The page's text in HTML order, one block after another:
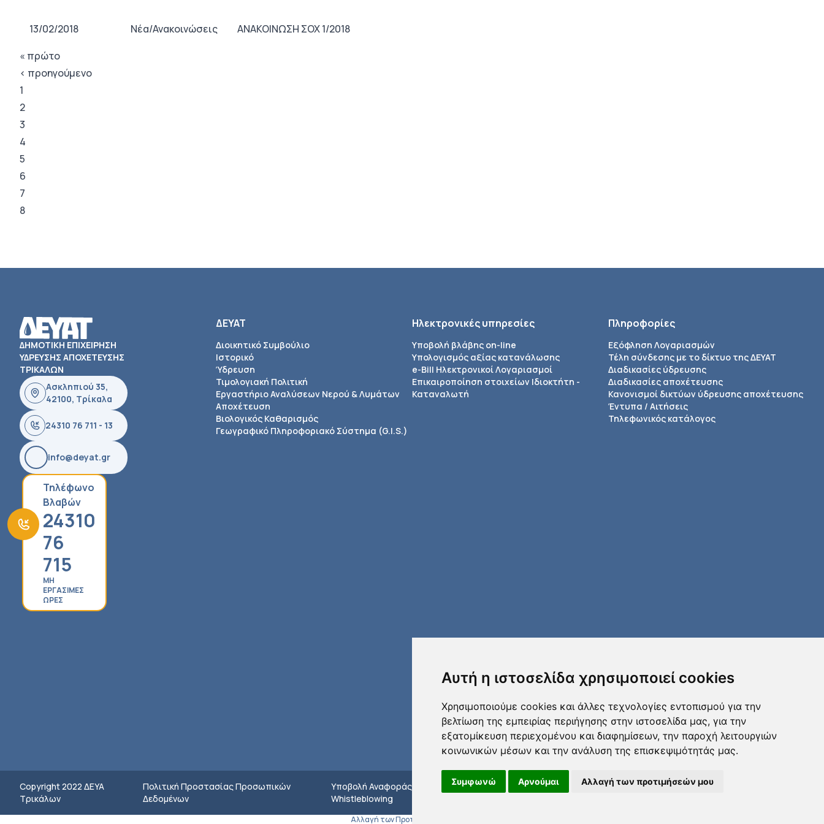
Αυτή η ιστοσελίδα χρησιμοποιεί cookies
Χρησιμοποιούμε cookies και άλλες τεχνολογίες εντοπισμού για την
βελτίωση της εμπειρίας περιήγησης στην ιστοσελίδα μας, για την
εξατομίκευση περιεχομένου και διαφημίσεων, την παροχή λειτουργιών
κοινωνικών μέσων και την ανάλυση της επισκεψιμότητάς μας.
Συμφωνώ Αρνούμαι Αλλαγή των προτιμήσεών μου
13/02/2018 Νέα/Ανακοινώσεις
ΑΝΑΚΟΙΝΩΣΗ ΣΟΧ 1/2018
« πρώτο
‹ προηγούμενο
1
2
3
4
5
6
7
8
ΔΗΜΟΤΙΚΗ ΕΠΙΧΕΙΡΗΣΗ
ΥΔΡΕΥΣΗΣ ΑΠΟΧΕΤΕΥΣΗΣ
ΤΡΙΚΑΛΩΝ
Ασκληπιού 35,
42100, Τρίκαλα
24310 76 711 - 13
info@deyat.gr
Τηλέφωνο
Βλαβών
24310
76
715
ΜΗ
ΕΡΓΑΣΙΜΕΣ
ΩΡΕΣ
ΔΕΥΑΤ
Διοικητικό Συμβούλιο
Ιστορικό
Ύδρευση
Τιμολογιακή Πολιτική
Εργαστήριο Αναλύσεων Νερού & Λυμάτων
Αποχέτευση
Βιολογικός Καθαρισμός
Γεωγραφικό Πληροφοριακό Σύστημα (G.I.S.)
Ηλεκτρονικές υπηρεσίες
Υποβολή βλάβης on-line
Υπολογισμός αξίας κατανάλωσης
e-Bill Ηλεκτρονικοί Λογαριασμοί
Επικαιροποίηση στοιχείων Ιδιοκτήτη -
Καταναλωτή
Πληροφορίες
Εξόφληση Λογαριασμών
Τέλη σύνδεσης με το δίκτυο της ΔΕΥΑΤ
Διαδικασίες ύδρευσης
Διαδικασίες αποχέτευσης
Κανονισμοί δικτύων ύδρευσης αποχέτευσης
Έντυπα / Αιτήσεις
Τηλεφωνικός κατάλογος
Copyright 2022 ΔEYA
Τρικάλων
Πολιτική Προστασίας Προσωπικών
Δεδομένων
Υποβολή Αναφοράς
Whistleblowing
Δήλωση
Πολιτική χρήσης
Πολιτική
Αλλαγή των Προτιμήσεων Cookies